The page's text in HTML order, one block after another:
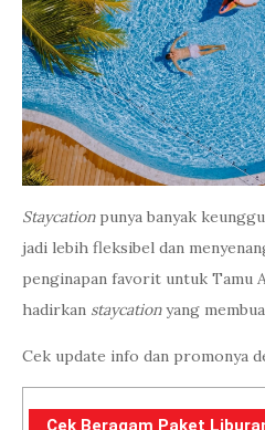
Staycationpunya banyak
jadi lebih fleksibel dan
penginapan favorit untuk Tamu
hadirkan staycationyang
Cek update info dan promonya
Cek Beragam Paket